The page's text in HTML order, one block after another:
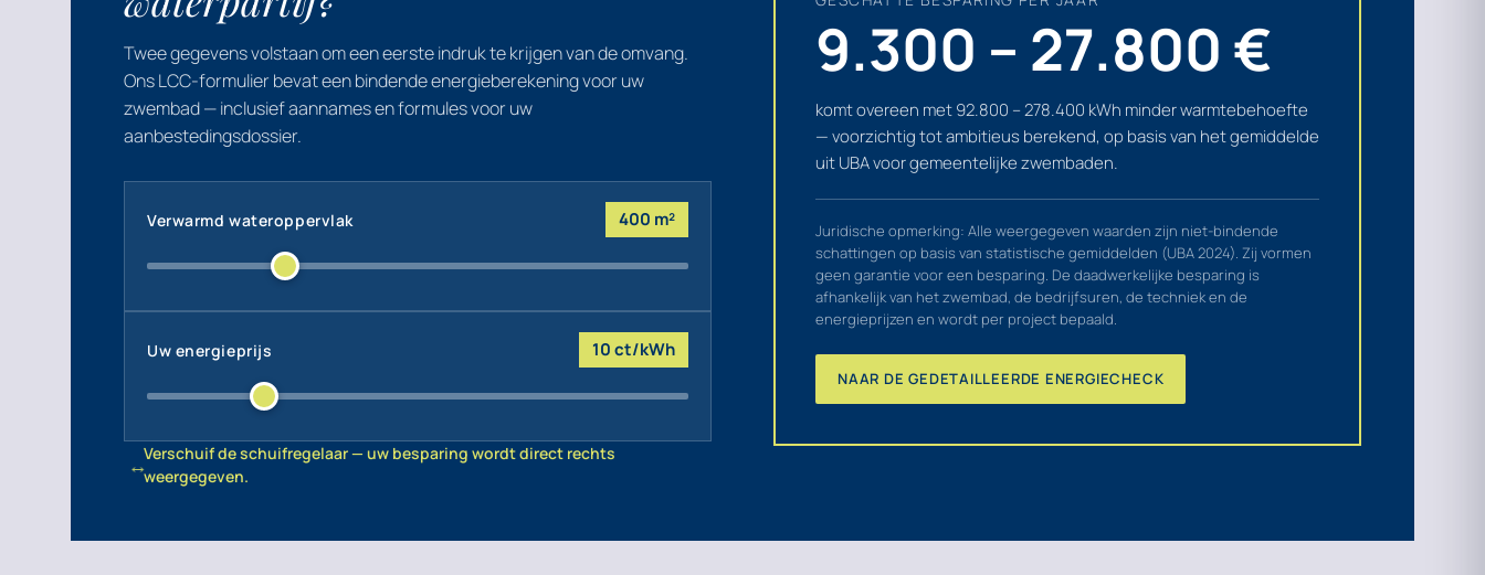
Twee gegevens volstaan om een eerste indruk te krijgen van de omvang.
Ons LCC-formulier bevat een bindende energieberekening voor uw
zwembad — inclusief aannames en formules voor uw
aanbestedingsdossier.
Verwarmd wateroppervlak 400 m²
Uw energieprijs 10 ct/kWh
↔Verschuif de schuifregelaar — uw besparing wordt direct rechts
weergegeven.
9.300 – 27.800 €
komt overeen met92.800 – 278.400 kWh minder warmtebehoefte
— voorzichtig tot ambitieus berekend, op basis van het gemiddelde
uit UBA voor gemeentelijke zwembaden.
Juridische opmerking: Alle weergegeven waarden zijn niet-bindende
schattingen op basis van statistische gemiddelden (UBA 2024). Zij vormen
geen garantie voor een besparing. De daadwerkelijke besparing is
afhankelijk van het zwembad, de bedrijfsuren, de techniek en de
energieprijzen en wordt per project bepaald.
NAAR DE GEDETAILLEERDE ENERGIECHECK